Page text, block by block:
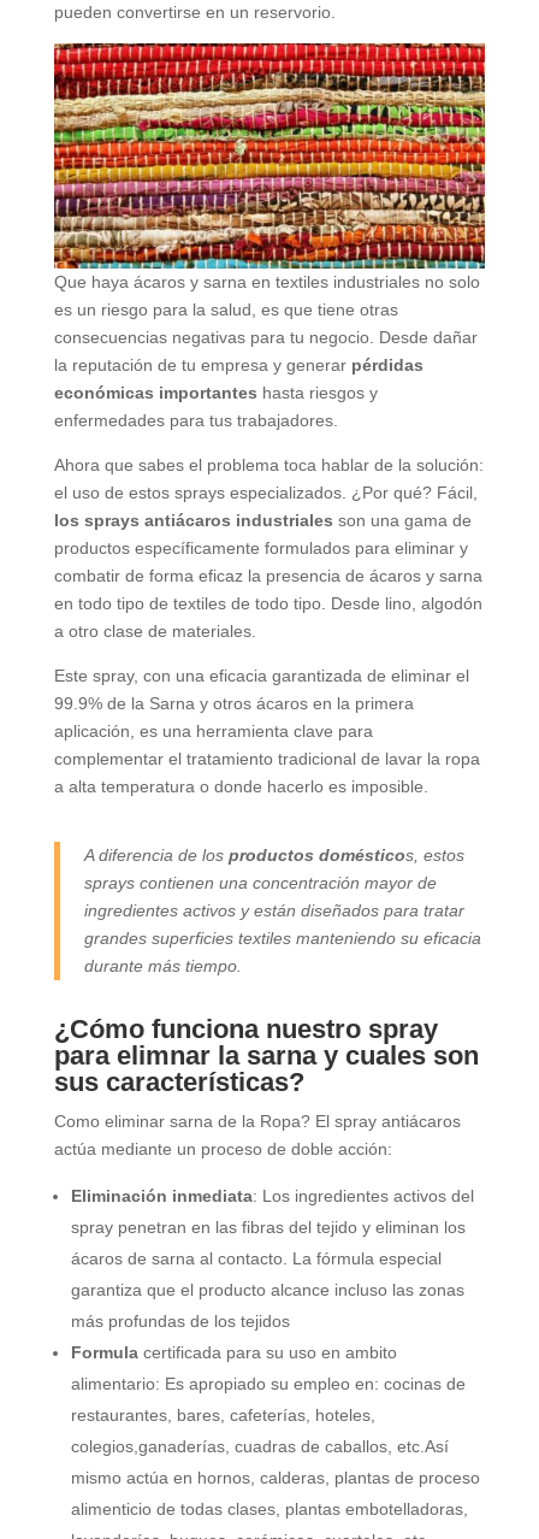
pueden convertirse en un reservorio.
Que haya ácaros y sarna en textiles industriales no solo
es un riesgo para la salud, es que tiene otras
consecuencias negativas para tu negocio. Desde dañar
la reputación de tu empresa y generar pérdidas
económicas importantes hasta riesgos y
enfermedades para tus trabajadores.
Ahora que sabes el problema toca hablar de la solución:
el uso de estos sprays especializados. ¿Por qué? Fácil,
los sprays antiácaros industriales son una gama de
productos específicamente formulados para eliminar y
combatir de forma eficaz la presencia de ácaros y sarna
en todo tipo de textiles de todo tipo. Desde lino, algodón
a otro clase de materiales.
Este spray, con una eficacia garantizada de eliminar el
99.9% de la Sarna y otros ácaros en la primera
aplicación, es una herramienta clave para
complementar el tratamiento tradicional de lavar la ropa
a alta temperatura o donde hacerlo es imposible.
A diferencia de los productos domésticos, estos
sprays contienen una concentración mayor de
ingredientes activos y están diseñados para tratar
grandes superficies textiles manteniendo su eficacia
durante más tiempo.
¿Cómo funciona nuestro spray
para elimnar la sarna y cuales son
sus características?
Como eliminar sarna de la Ropa? El spray antiácaros
actúa mediante un proceso de doble acción:
Eliminación inmediata: Los ingredientes activos del
spray penetran en las fibras del tejido y eliminan los
ácaros de sarna al contacto. La fórmula especial
garantiza que el producto alcance incluso las zonas
más profundas de los tejidos
Formulacertificada para su uso en ambito
alimentario: Es apropiado su empleo en: cocinas de
restaurantes, bares, cafeterías, hoteles,
colegios,ganaderías, cuadras de caballos, etc.Así
mismo actúa en hornos, calderas, plantas de proceso
alimenticio de todas clases, plantas embotelladoras,